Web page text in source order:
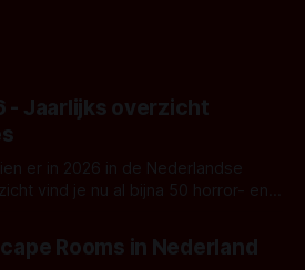
- Jaarlijks overzicht
er in 2026 in de Nederlandse
vind je nu al bijna 50 horror- en
Rooms in Nederland